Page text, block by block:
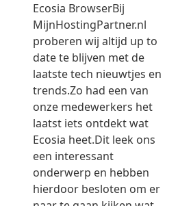
Ecosia BrowserBij
MijnHostingPartner.nl
proberen wij altijd up to
date te blijven met de
laatste tech nieuwtjes en
trends.Zo had een van
onze medewerkers het
laatst iets ontdekt wat
Ecosia heet.Dit leek ons
een interessant
onderwerp en hebben
hierdoor besloten om er